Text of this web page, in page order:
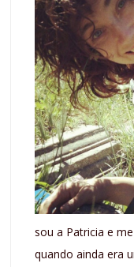
sou a Patricia e
quando ainda era